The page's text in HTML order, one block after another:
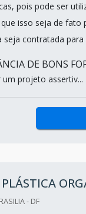
pois pode ser
isso seja de fato
seja contratada
DE BONS
um projeto assertiv...
- DF